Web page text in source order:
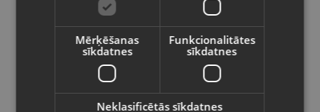
PARKSIDE PAR 4 A1
Latviešu / Latvian
Mērķēšanas
sīkdatnes
Funkcionalitātes
sīkdatnes
Neklasificētās sīkdatnes